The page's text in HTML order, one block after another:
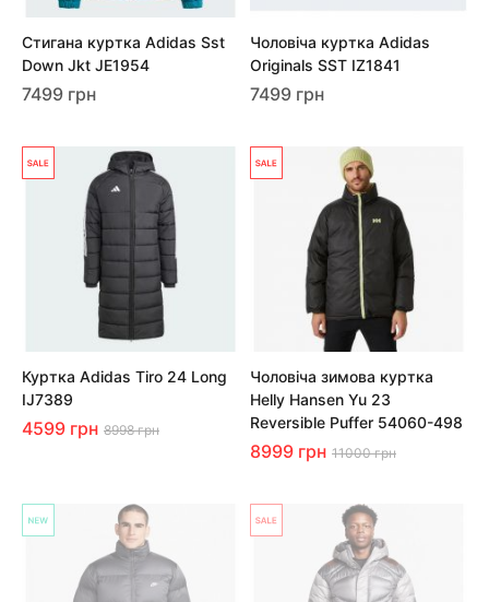
Стигана куртка Adidas Sst
Down Jkt JE1954
7499 грн
Чоловіча куртка Adidas
Originals SST IZ1841
7499 грн
Куртка Adidas Tiro 24 Long
IJ7389
4599 грн 8998 грн
Чоловіча зимова куртка
Helly Hansen Yu 23
Reversible Puffer 54060-498
8999 грн 11000 грн